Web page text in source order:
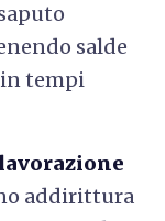
salde
tempi
addirittura